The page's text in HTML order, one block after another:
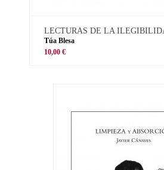
LECTURAS DE LA
Túa Blesa
10,00 €